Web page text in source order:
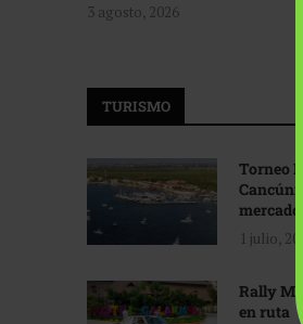
3 agosto, 2026
TURISMO
Torneo
Cancún:
mercados
1 julio, 2026
Rally
en ruta